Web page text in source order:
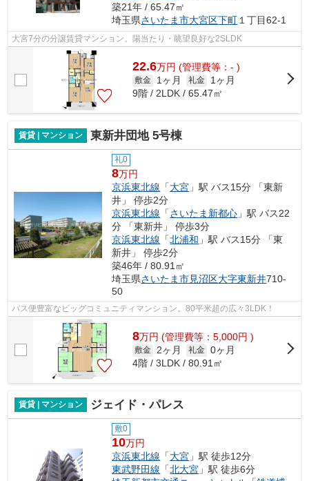
築21年 / 65.47㎡
埼玉県さいたま市大宮区下町 １丁目62-1
大宮7分の分譲賃貸マンション。陽当たり・眺望良好な2SLDK
22.6万円 (管理費等：- )
敷金 1ヶ月 礼金
1ヶ月
9階 / 2LDK / 65.47㎡
賃貸 | マンション 東新井団地 5号棟
礼0
8万円
京浜東北線 「大宮 」駅 バス15分 「東新
井」 停歩2分
京浜東北線 「さいたま新都心 」駅 バス22
分 「東新井」 停歩3分
京浜東北線 「北浦和 」駅 バス15分 「東
新井」 停歩2分
築46年 / 80.91㎡
埼玉県さいたま市見沼区大字東新井710-
50
バス便豊富なビッグコミュニティマンション。80平米超の広々3LDK！
8万円 (管理費等：5,000円 )
敷金 2ヶ月 礼金 0ヶ月
4階 / 3LDK / 80.91㎡
賃貸 | マンション ジェイド・パレス
敷0
10万円
京浜東北線 「大宮 」駅 徒歩12分
東武野田線 「北大宮 」駅 徒歩6分